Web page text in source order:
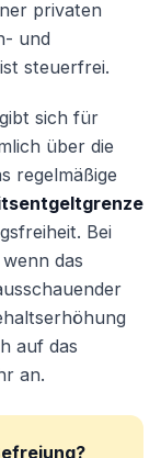
privaten
und
steuerfrei.
sich für
über die
regelmäßige
Bei
das
auf das
an.